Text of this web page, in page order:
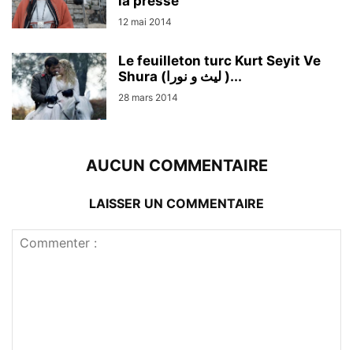
12 mai 2014
Le feuilleton turc Kurt Seyit Ve
Shura (ليث و نورا )...
28 mars 2014
AUCUN COMMENTAIRE
LAISSER UN COMMENTAIRE